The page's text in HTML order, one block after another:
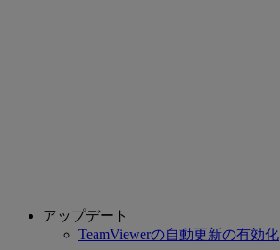
アップデート
TeamViewerの自動更新の有効化